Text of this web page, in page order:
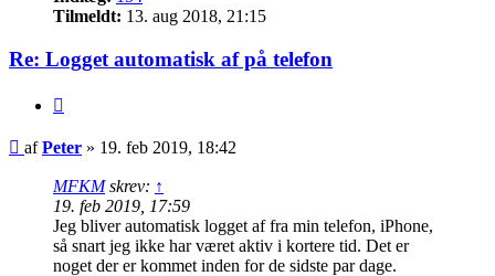
Tilmeldt: 13. aug 2018, 21:15
Re: Logget automatisk af på telefon
Indlæg
afPeter » 19. feb 2019, 18:42
MFKMskrev: ↑
19. feb 2019, 17:59
Jeg bliver automatisk logget af fra min telefon, iPhone,
så snart jeg ikke har været aktiv i kortere tid. Det er
noget der er kommet inden for de sidste par dage.